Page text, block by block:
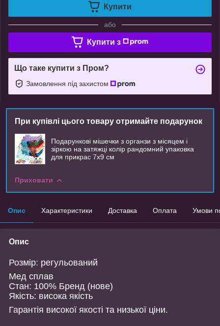
Купити
або
Купити з
Що таке купити з Пром?
Замовлення під захистом
При купівлі цього товару отримайте подарунок
Подарункові мішечки з органзи з місяцем і
зіркою на затяжці колір рандомний упаковка
для прикрас 7х9 см
Приховати
Опис Характеристики Доставка Оплата Умови
Опис
Розмір: регульований
Мед сплав
Стан: 100% Бренд (нове)
Якість: висока якість
Гарантія високої якості та низької ціни.